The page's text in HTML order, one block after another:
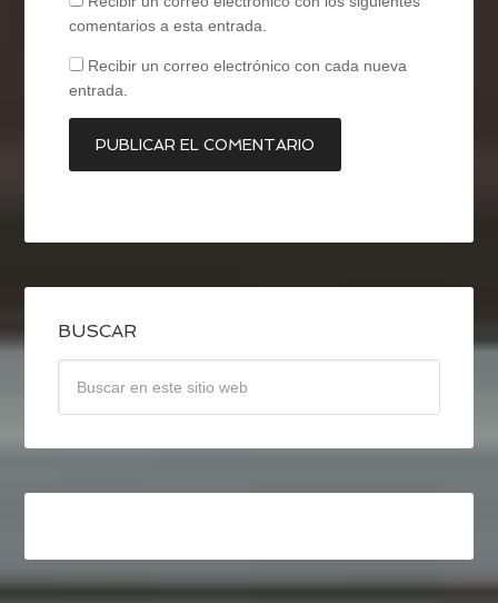
comentarios a esta entrada.
Recibir un correo electrónico con cada nueva
entrada.
BUSCAR